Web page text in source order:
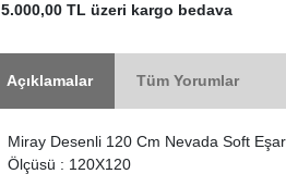
5.000,00 TL üzeri kargo bedava
Açıklamalar Tüm Yorumlar
Miray Desenli 120 Cm Nevada Soft
Ölçüsü : 120X120